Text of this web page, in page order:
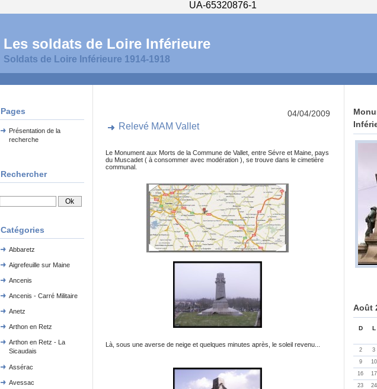
UA-65320876-1
Les soldats de Loire Inférieure
Soldats de Loire Inférieure 1914-1918
Pages
Présentation de la
recherche
Rechercher
Catégories
Abbaretz
Aigrefeuille sur Maine
Ancenis
Ancenis - Carré Militaire
Anetz
Arthon en Retz
Arthon en Retz - La
Sicaudais
Assérac
Avessac
Août
D L
2
3
9
10
16
17
23
24
04/04/2009
Relevé MAM Vallet
Le Monument aux Morts de la Commune de Vallet, entre Sévre et Maine, pays
du Muscadet ( à consommer avec modération ), se trouve dans le cimetière
communal.
Là, sous une averse de neige et quelques minutes après, le soleil revenu...